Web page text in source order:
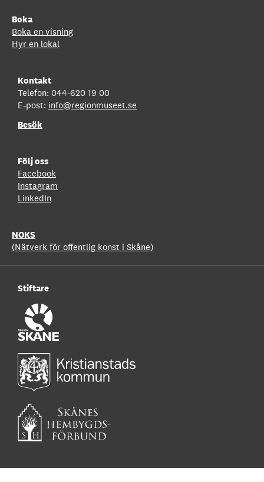
Boka
Boka en visning
Hyr en lokal
Kontakt
Telefon: 044-620 19 00
E-post: info@regionmuseet.se
Besök
Följ oss
Facebook
Instagram
LinkedIn
NOKS
(Nätverk för offentlig konst i Skåne)
Stiftare